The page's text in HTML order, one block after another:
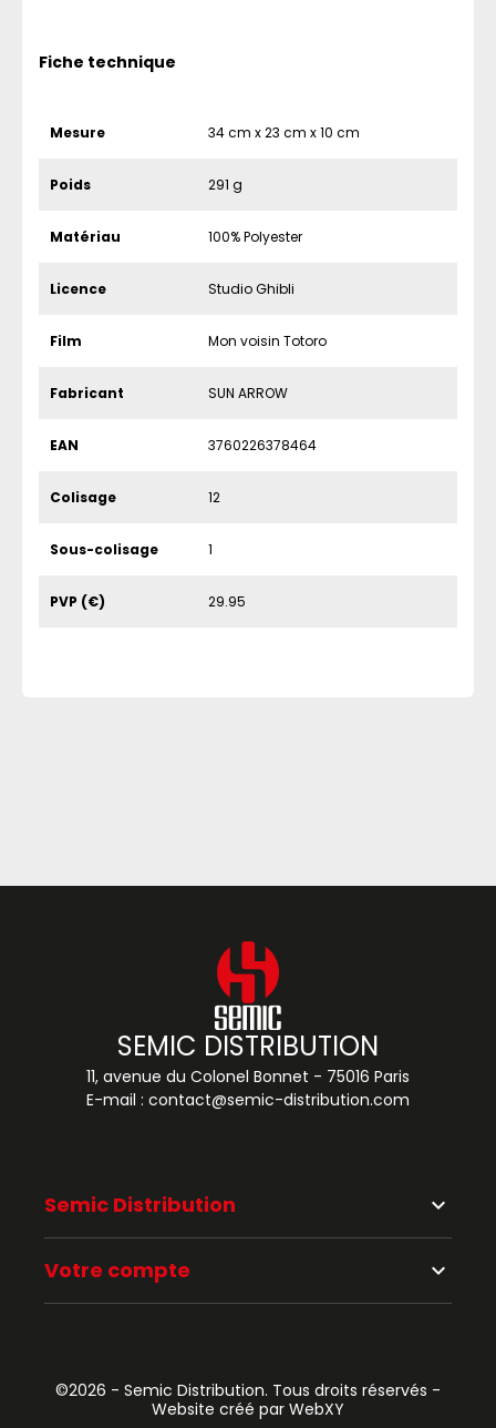
Fiche technique
Mesure 34 cm x 23 cm x 10 cm
Poids 291 g
Matériau 100% Polyester
Licence Studio Ghibli
Film Mon voisin Totoro
Fabricant SUN ARROW
EAN 3760226378464
Colisage 12
Sous-colisage 1
PVP (€) 29.95
Semic Distribution keyboard_arrow_down
Votre compte keyboard_arrow_down
SEMIC DISTRIBUTION
11, avenue du Colonel Bonnet - 75016 Paris
E-mail : contact@semic-distribution.com
©2026 - Semic Distribution. Tous droits réservés -
Website créé par WebXY